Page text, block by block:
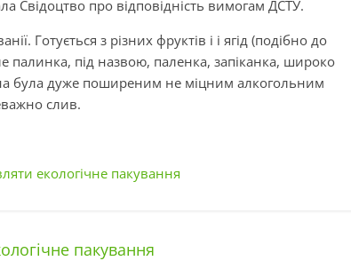
Свідоцтво про відповідність вимогам ДСТУ.
Готується з різних фруктів і і ягід (подібно до
палинка, під назвою, паленка, запіканка, широко
була дуже поширеним не міцним алкогольним
слив.
екологічне пакування
пакування